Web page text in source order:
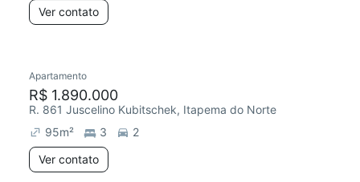
Ver contato
Apartamento
R$ 1.890.000
R. 861 Juscelino Kubitschek, Itapema do Norte
95m² 3
2
Ver contato